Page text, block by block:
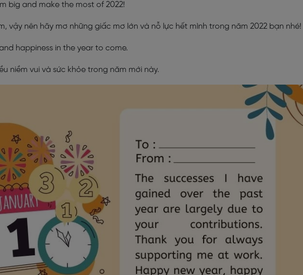
big and make the most of 2022!
vậy nên hãy mơ những giấc mơ lớn và nỗ lực hết mình trong năm 2022 bạn nhé!
happiness in the year to come.
niềm vui và sức khỏe trong năm mới này.